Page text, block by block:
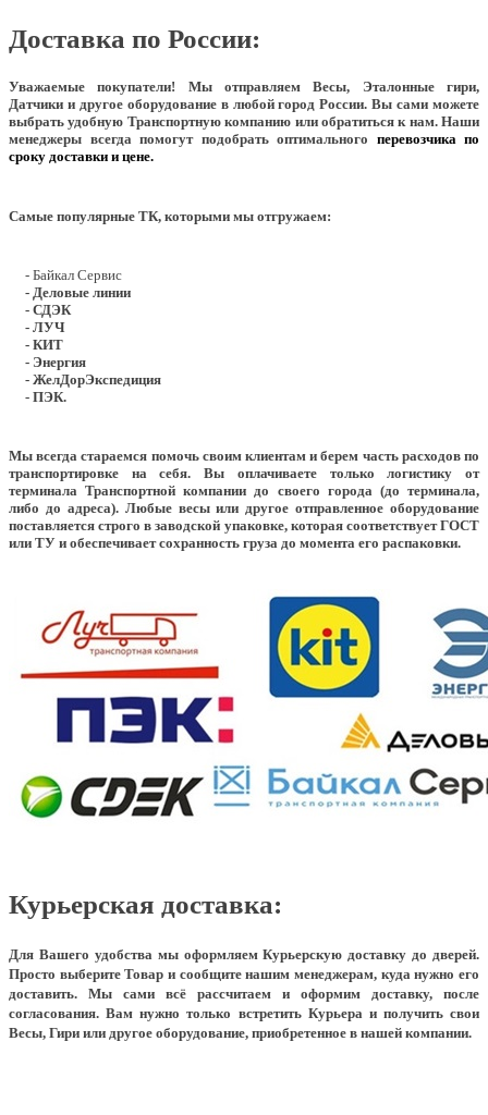
Доставка по России:
Уважаемые покупатели! Мы отправляем Весы, Эталонные гири,
Датчики и другое оборудование в любой город России. Вы сами можете
выбрать удобную Транспортную компанию или обратиться к нам. Наши
менеджеры всегда помогут подобрать оптимального перевозчика по
сроку доставки и цене.
Самые популярные ТК, которыми мы отгружаем:
- Байкал Сервис
- Деловые линии
- СДЭК
- ЛУЧ
- КИТ
- Энергия
- ЖелДорЭкспедиция
- ПЭК.
Мы всегда стараемся помочь своим клиентам и берем часть расходов по
транспортировке на себя. Вы оплачиваете только логистику от
терминала Транспортной компании до своего города (до терминала,
либо до адреса). Любые весы или другое отправленное оборудование
поставляется строго в заводской упаковке, которая соответствует ГОСТ
или ТУ и обеспечивает сохранность груза до момента его распаковки.
Курьерская доставка:
Для Вашего удобства мы оформляем Курьерскую доставку до дверей.
Просто выберите Товар и сообщите нашим менеджерам, куда нужно его
доставить. Мы сами всё рассчитаем и оформим доставку, после
согласования. Вам нужно только встретить Курьера и получить свои
Весы, Гири или другое оборудование, приобретенное в нашей компании.